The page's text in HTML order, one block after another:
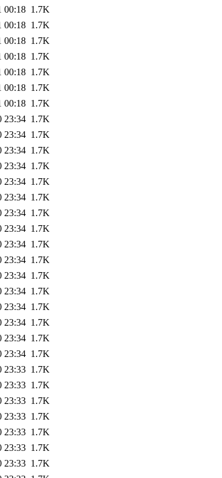
00:18 1.7K
00:18 1.7K
00:18 1.7K
00:18 1.7K
00:18 1.7K
00:18 1.7K
00:18 1.7K
23:34 1.7K
23:34 1.7K
23:34 1.7K
23:34 1.7K
23:34 1.7K
23:34 1.7K
23:34 1.7K
23:34 1.7K
23:34 1.7K
23:34 1.7K
23:34 1.7K
23:34 1.7K
23:34 1.7K
23:34 1.7K
23:34 1.7K
23:34 1.7K
23:33 1.7K
23:33 1.7K
23:33 1.7K
23:33 1.7K
23:33 1.7K
23:33 1.7K
23:33 1.7K